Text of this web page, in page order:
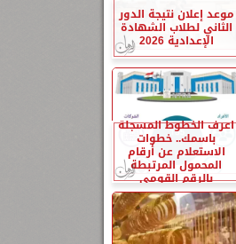
موعد إعلان نتيجة الدور
الثاني لطلاب الشهادة
الإعدادية 2026
اعرف الخطوط المسجلة
باسمك.. خطوات
الاستعلام عن أرقام
المحمول المرتبطة
بالرقم القومي